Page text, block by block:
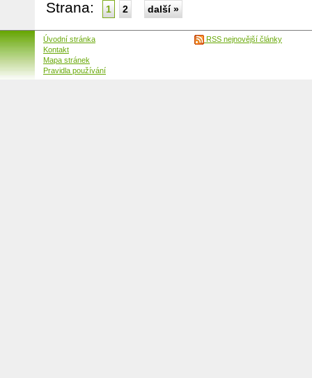
Strana: 1 2 další »
Úvodní stránka
Kontakt
Mapa stránek
Pravidla používání
RSS nejnovější články